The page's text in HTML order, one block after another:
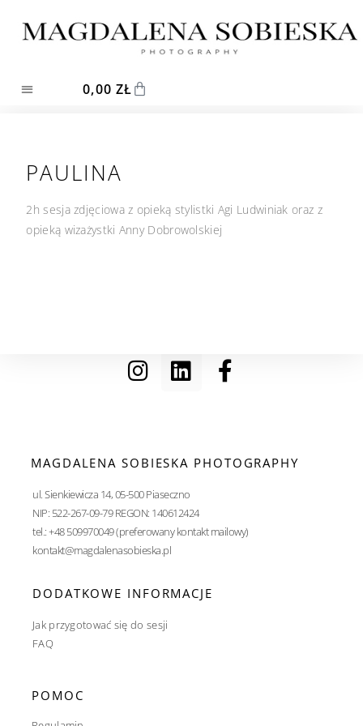
0,00 ZŁ
PAULINA
2h sesja zdjęciowa z opieką stylistki Agi Ludwiniak oraz z
opieką wizażystki Anny Dobrowolskiej
MAGDALENA SOBIESKA PHOTOGRAPHY
ul. Sienkiewicza 14, 05-500 Piaseczno
NIP: 522-267-09-79 REGON: 140612424
tel.: +48 509970049 (preferowany kontakt mailowy)
kontakt@magdalenasobieska.pl
DODATKOWE INFORMACJE
Jak przygotować się do sesji
FAQ
POMOC